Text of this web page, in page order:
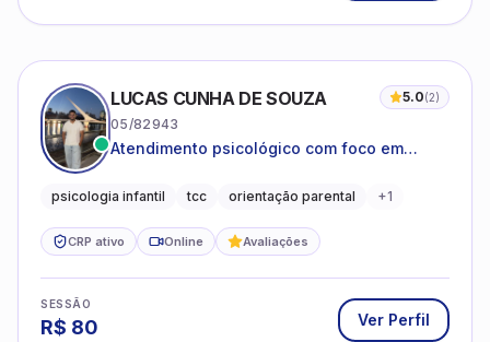
LUCAS CUNHA DE SOUZA 5.0(2)
05/82943
Atendimento psicológico com foco em
promovendo equilíbrio emocional e
psicologia infantil tcc orientação parental +1
CRP ativo Online Avaliações
SESSÃO
R$ 80 Ver Perfil